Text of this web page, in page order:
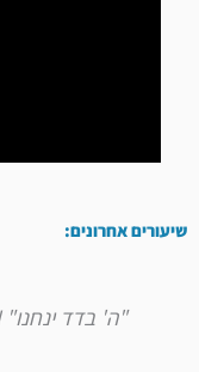
שיעורים אחרונים:
"ה' בדד ינחנו" I לבניינה של תורה – פרשת חוקת